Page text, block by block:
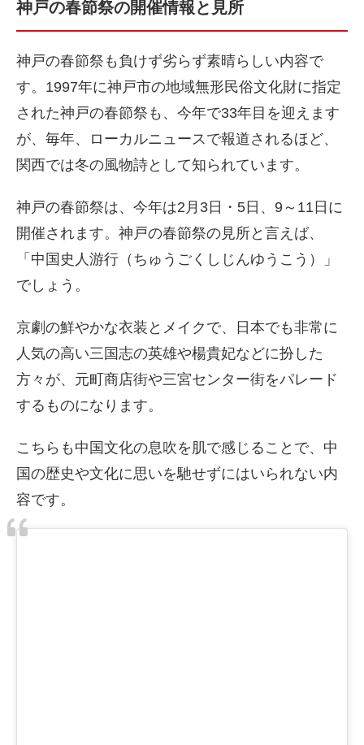
神戸の春節祭の開催情報と見所
神戸の春節祭も負けず劣らず素晴らしい内容で
す。1997年に神戸市の地域無形民俗文化財に指定
された神戸の春節祭も、今年で33年目を迎えます
が、毎年、ローカルニュースで報道されるほど、
関西では冬の風物詩として知られています。
神戸の春節祭は、今年は2月3日・5日、9～11日に
開催されます。神戸の春節祭の見所と言えば、
「中国史人游行（ちゅうごくしじんゆうこう）」
でしょう。
京劇の鮮やかな衣装とメイクで、日本でも非常に
人気の高い三国志の英雄や楊貴妃などに扮した
方々が、元町商店街や三宮センター街をパレード
するものになります。
こちらも中国文化の息吹を肌で感じることで、中
国の歴史や文化に思いを馳せずにはいられない内
容です。